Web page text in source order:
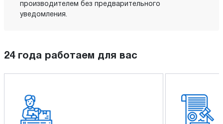
производителем без предварительного
уведомления.
24 года работаем для вас